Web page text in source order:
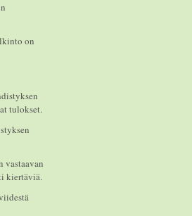
on
tulokset.
vastaavan
kiertäviä.